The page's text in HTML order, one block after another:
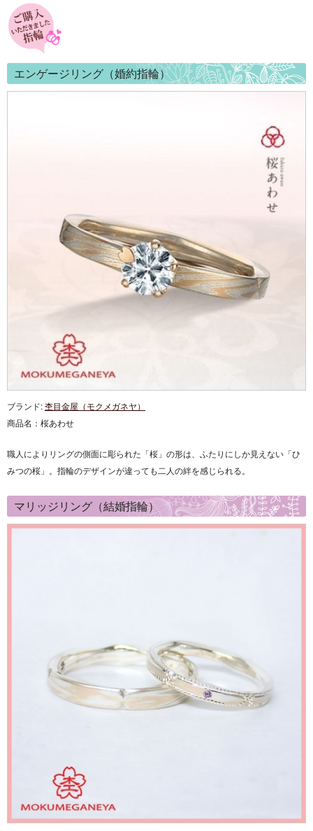
エンゲージリング（婚約指輪）
ブランド:杢目金屋（モクメガネヤ）
商品名： 桜あわせ
職人によりリングの側面に彫られた「桜」の形は、ふたりにしか見えない「ひ
みつの桜」。指輪のデザインが違っても二人の絆を感じられる。
マリッジリング（結婚指輪）